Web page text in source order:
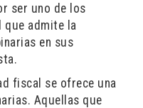
ser uno de los
que admite la
en sus
fiscal se ofrece una
Aquellas que